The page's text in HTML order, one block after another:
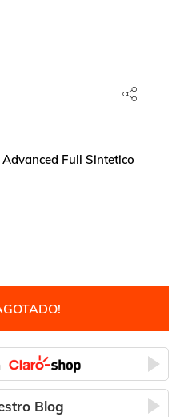
Full Sintetico
Blog